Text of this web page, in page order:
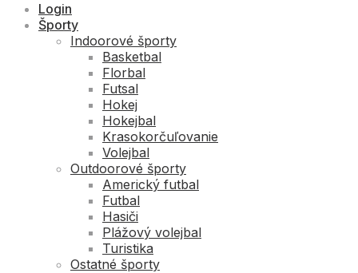
Login
Športy
Indoorové športy
Basketbal
Florbal
Futsal
Hokej
Hokejbal
Krasokorčuľovanie
Volejbal
Outdoorové športy
Americký futbal
Futbal
Hasiči
Plážový volejbal
Turistika
Ostatné športy